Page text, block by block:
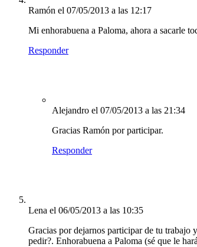
Ramón el 07/05/2013 a las 12:17
Mi enhorabuena a Paloma, ahora a sacarle
Responder
Alejandro el 07/05/2013 a las 21:34
Gracias Ramón por participar.
Responder
Lena el 06/05/2013 a las 10:35
Gracias por dejarnos participar de tu trabajo
pedir?. Enhorabuena a Paloma (sé que le